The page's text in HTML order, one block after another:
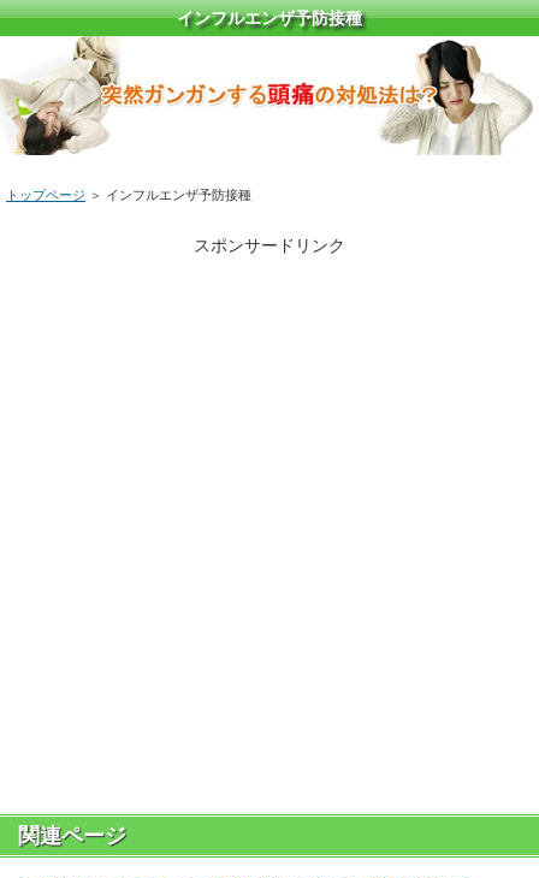
インフルエンザ予防接種
トップページ ＞ インフルエンザ予防接種
スポンサードリンク
関連ページ